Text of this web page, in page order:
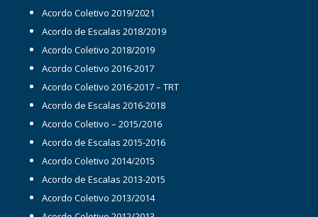
Acordo Coletivo 2019/2021
Acordo de Escalas 2018/2019
Acordo Coletivo 2018/2019
Acordo Coletivo 2016-2017
Acordo Coletivo 2016-2017 – TRT
Acordo de Escalas 2016-2018
Acordo Coletivo – 2015/2016
Acordo de Escalas 2015-2016
Acordo Coletivo 2014/2015
Acordo de Escalas 2013-2015
Acordo Coletivo 2013/2014